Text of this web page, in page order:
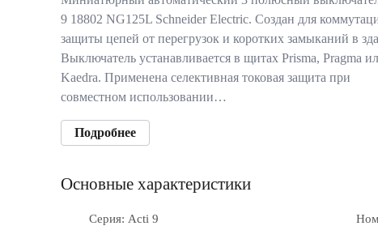
9 18802 NG125L Schneider Electric. Создан для
защиты цепей от перегрузок и коротких замыканий в
Выключатель устанавливается в щитах Prisma, Pragma
Kaedra. Применена селективная токовая защита при
совместном использовании…
Подробнее
Основные характеристики
Серия: Acti 9